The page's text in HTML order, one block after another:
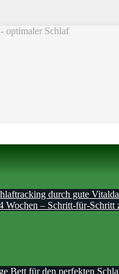
optimaler Schlaf
durch gute
Wochen – Schritt‑für‑Schritt
Bett für den perfekten